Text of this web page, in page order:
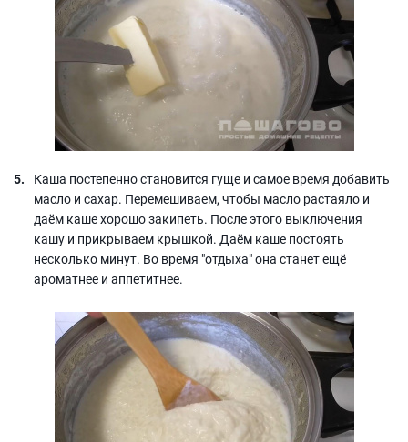
Каша постепенно становится гуще и самое время добавить
масло и сахар. Перемешиваем, чтобы масло растаяло и
даём каше хорошо закипеть. После этого выключения
кашу и прикрываем крышкой. Даём каше постоять
несколько минут. Во время "отдыха" она станет ещё
ароматнее и аппетитнее.